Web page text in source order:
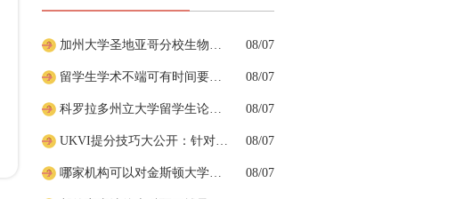
08/07
08/07
08/07
08/07
08/07